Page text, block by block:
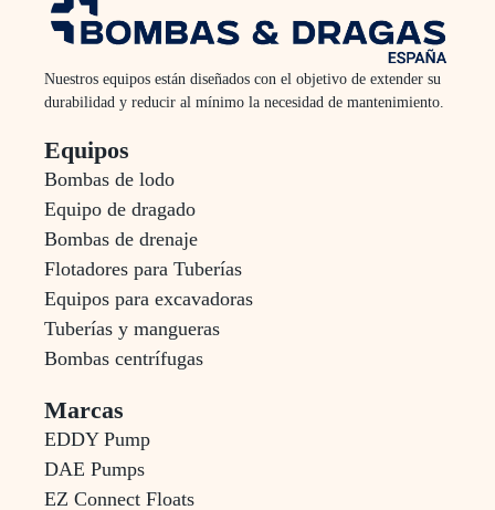
Nuestros equipos están diseñados con el objetivo de extender su
durabilidad y reducir al mínimo la necesidad de mantenimiento.
Equipos
Bombas de lodo
Equipo de dragado
Bombas de drenaje
Flotadores para Tuberías
Equipos para excavadoras
Tuberías y mangueras
Bombas centrífugas
Marcas
EDDY Pump
DAE Pumps
EZ Connect Floats